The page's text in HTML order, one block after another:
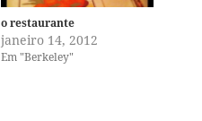
o restaurante
janeiro 14, 2012
Em "Berkeley"